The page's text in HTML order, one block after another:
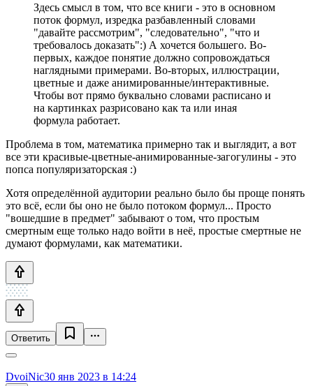
Здесь смысл в том, что все книги - это в основном
поток формул, изредка разбавленный словами
"давайте рассмотрим", "следовательно", "что и
требовалось доказать":) А хочется большего. Во-
первых, каждое понятие должно сопровождаться
наглядными примерами. Во-вторых, иллюстрации,
цветные и даже анимированные/интерактивные.
Чтобы вот прямо буквально словами расписано и
на картинках разрисовано как та или иная
формула работает.
Проблема в том, математика примерно так и выглядит, а вот
все эти красивые-цветные-анимированные-загогулины - это
попса популяризаторская :)
Хотя определённой аудитории реально было бы проще понять
это всё, если бы оно не было потоком формул... Просто
"вошедшие в предмет" забывают о том, что простым
смертным еще только надо войти в неё, простые смертные не
думают формулами, как математики.
Ответить
DvoiNic30 янв 2023 в 14:24